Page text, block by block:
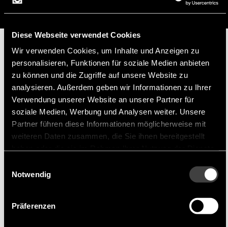
Diese Webseite verwendet Cookies
Wir verwenden Cookies, um Inhalte und Anzeigen zu
personalisieren, Funktionen für soziale Medien anbieten
zu können und die Zugriffe auf unsere Website zu
analysieren. Außerdem geben wir Informationen zu Ihrer
Verwendung unserer Website an unsere Partner für
soziale Medien, Werbung und Analysen weiter. Unsere
Partner führen diese Informationen möglicherweise mit
weiteren Daten zusammen, die Sie ihnen bereitgestellt
Notwendig
Präferenzen
Hersteller
Veco
Erfahrung auf dem Gebiet der Akustik, ist ein Mikro-Lautsprecher-